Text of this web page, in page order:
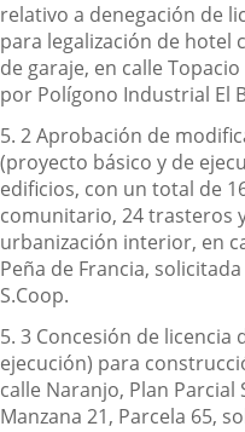
relativo a denegación de
para legalización de hotel
de garaje, en calle
por Polígono Industrial El
5. 2 Aprobación de
(proyecto básico y de
edificios, con un total de
comunitario, 24 trasteros
urbanización interior, en
Peña de Francia,
S.Coop.
5. 3 Concesión de
ejecución) para
calle Naranjo, Plan Parcial
Manzana 21, Parcela 65,